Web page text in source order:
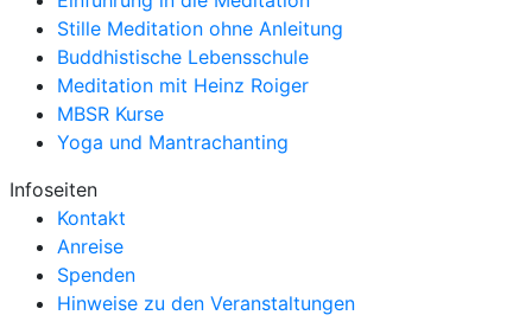
Stille Meditation ohne Anleitung
Buddhistische Lebensschule
Meditation mit Heinz Roiger
MBSR Kurse
Yoga und Mantrachanting
Infoseiten
Kontakt
Anreise
Spenden
Hinweise zu den Veranstaltungen